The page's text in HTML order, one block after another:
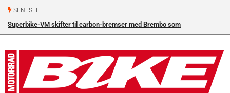
SENESTE
Superbike-VM skifter til carbon-bremser med Brembo som